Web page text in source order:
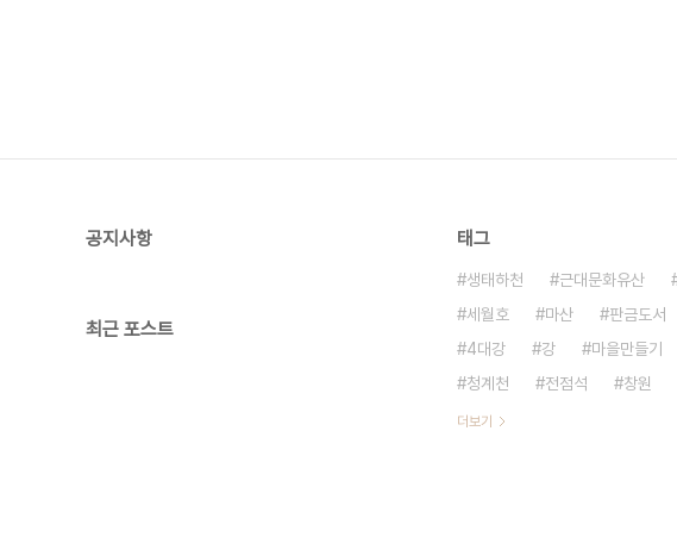
공지사항
최근 포스트
태그
생태하천 근대문화유산
세월호
마산 판금도서
4대강
강 마을만들기
청계천
전점석 창원
더보기